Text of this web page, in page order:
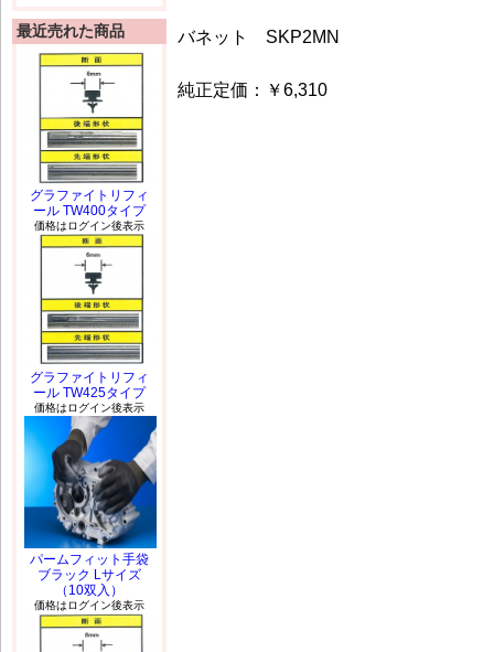
バネット SKP2MN
純正定価：￥6,310
最近売れた商品
グラファイトリフィ
ール TW400タイプ
価格はログイン後表示
グラファイトリフィ
ール TW425タイプ
価格はログイン後表示
パームフィット手袋
ブラック Lサイズ
（10双入）
価格はログイン後表示